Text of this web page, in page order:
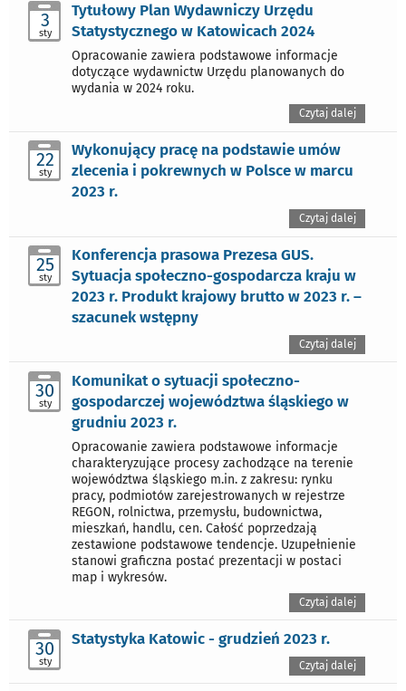
3
sty
Tytułowy Plan Wydawniczy Urzędu
Statystycznego w Katowicach 2024
Opracowanie zawiera podstawowe informacje
dotyczące wydawnictw Urzędu planowanych do
wydania w 2024 roku.
Czytaj dalej
22
sty
Wykonujący pracę na podstawie umów
zlecenia i pokrewnych w Polsce w marcu
2023 r.
Czytaj dalej
25
sty
Konferencja prasowa Prezesa GUS.
Sytuacja społeczno-gospodarcza kraju w
2023 r. Produkt krajowy brutto w 2023 r. –
szacunek wstępny
Czytaj dalej
30
sty
Komunikat o sytuacji społeczno-
gospodarczej województwa śląskiego w
grudniu 2023 r.
Opracowanie zawiera podstawowe informacje
charakteryzujące procesy zachodzące na terenie
województwa śląskiego m.in. z zakresu: rynku
pracy, podmiotów zarejestrowanych w rejestrze
REGON, rolnictwa, przemysłu, budownictwa,
mieszkań, handlu, cen. Całość poprzedzają
zestawione podstawowe tendencje. Uzupełnienie
stanowi graficzna postać prezentacji w postaci
map i wykresów.
Czytaj dalej
30
sty
Statystyka Katowic - grudzień 2023 r.
Czytaj dalej